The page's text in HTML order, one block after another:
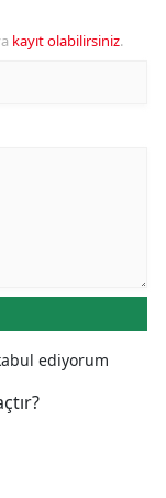
kayıt olabilirsiniz.
ediyorum